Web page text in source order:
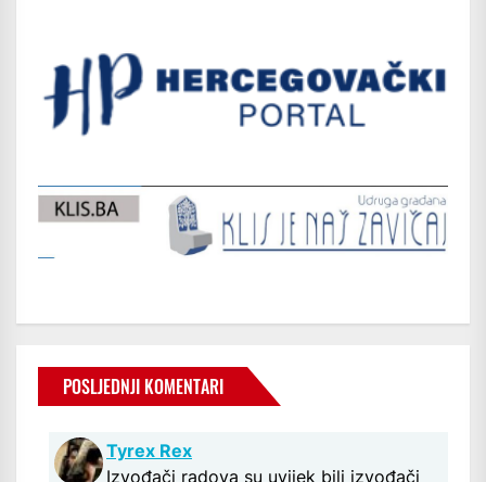
POSLJEDNJI KOMENTARI
Tyrex Rex
Izvođači radova su uvijek bili izvođači